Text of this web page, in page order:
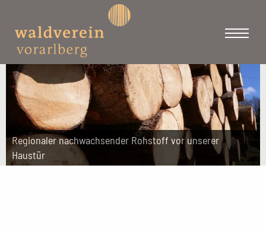
Regionaler nachwachsender Rohstoff vor unserer
Haustür